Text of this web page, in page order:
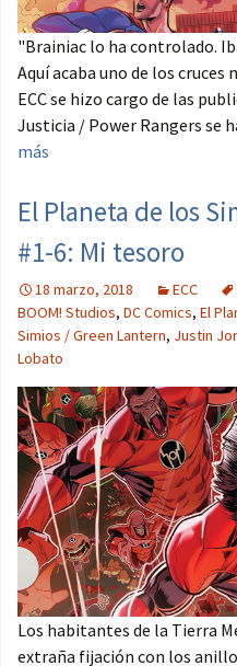
"Brainiac lo ha controlado.
Aquí acaba uno de los cruces
ECC se hizo cargo de las
Justicia / Power Rangers se
más
El Planeta de los
#1-6: Mi tesoro
18 marzo, 2018 ECC
BOOM! Studios, DC Comics, El
Simios / Green Lantern, Justin
Lobato
Los habitantes de la Tierra
extraña fijación con los